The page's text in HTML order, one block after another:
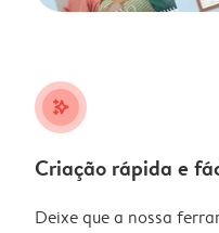
stars_plus
Criação rápida e
Deixe que a nossa